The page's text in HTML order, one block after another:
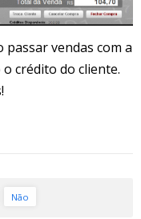
vendas com a
crédito do cliente.
Não